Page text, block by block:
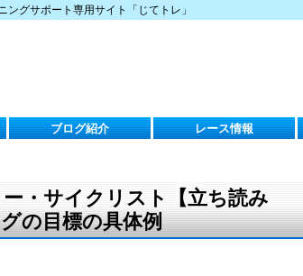
ングサポート専用サイト「じてトレ」
ブログ紹介 レース情報
・サイクリスト【立ち読み
の目標の具体例